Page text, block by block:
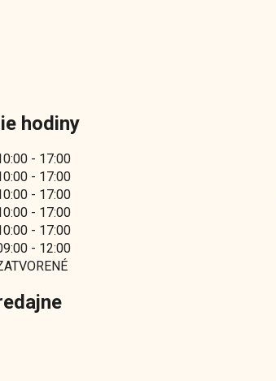
hodiny
- 17:00
- 17:00
- 17:00
- 17:00
- 17:00
- 12:00